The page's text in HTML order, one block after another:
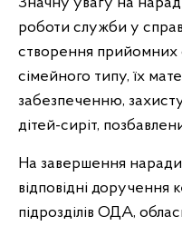
роботи служби у
створення прийомних
сімейного типу, їх
забезпеченню,
дітей-сиріт,
На завершення
відповідні доручення
підрозділів ОДА,